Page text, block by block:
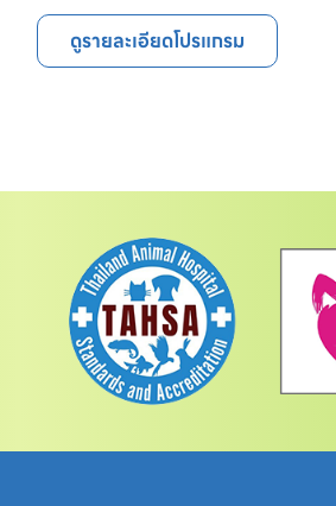
ดูรายละเอียดโปรแกรม